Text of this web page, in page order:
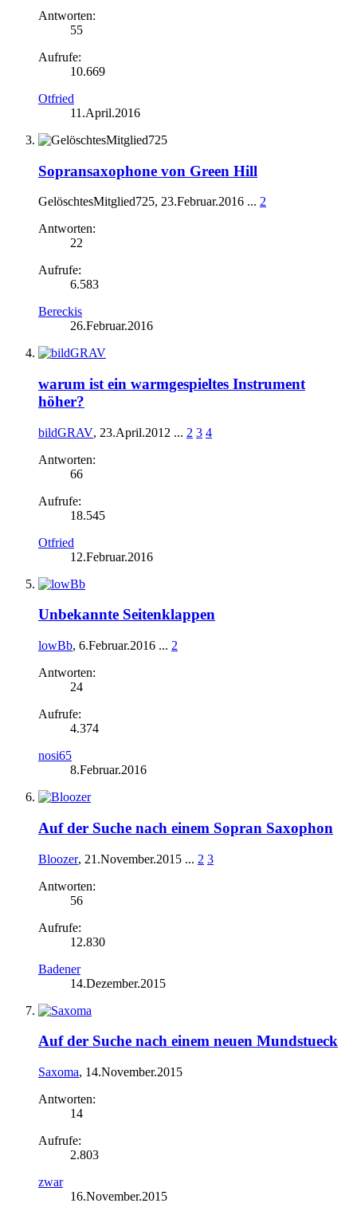
Antworten:
55
Aufrufe:
10.669
Otfried
11.April.2016
Sopransaxophone von Green Hill
GelöschtesMitglied725, 23.Februar.2016 ... 2
Antworten:
22
Aufrufe:
6.583
Bereckis
26.Februar.2016
warum ist ein warmgespieltes Instrument
höher?
bildGRAV, 23.April.2012 ... 2 3 4
Antworten:
66
Aufrufe:
18.545
Otfried
12.Februar.2016
Unbekannte Seitenklappen
lowBb, 6.Februar.2016 ... 2
Antworten:
24
Aufrufe:
4.374
nosi65
8.Februar.2016
Auf der Suche nach einem Sopran Saxophon
Bloozer, 21.November.2015 ... 2 3
Antworten:
56
Aufrufe:
12.830
Badener
14.Dezember.2015
Auf der Suche nach einem neuen Mundstueck
Saxoma, 14.November.2015
Antworten:
14
Aufrufe:
2.803
zwar
16.November.2015